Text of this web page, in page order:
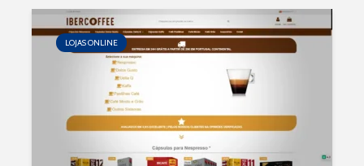
LOJAS ONLINE